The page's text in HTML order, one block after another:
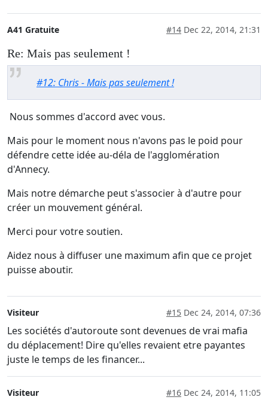
A41 Gratuite #14 Dec 22, 2014, 21:31
Re: Mais pas seulement !
#12: Chris - Mais pas seulement !
Nous sommes d'accord avec vous.
Mais pour le moment nous n'avons pas le poid pour
défendre cette idée au-déla de l'agglomération
d'Annecy.
Mais notre démarche peut s'associer à d'autre pour
créer un mouvement général.
Merci pour votre soutien.
Aidez nous à diffuser une maximum afin que ce projet
puisse aboutir.
Visiteur #15 Dec 24, 2014, 07:36
Les sociétés d'autoroute sont devenues de vrai mafia
du déplacement! Dire qu'elles revaient etre payantes
juste le temps de les financer...
Visiteur #16 Dec 24, 2014, 11:05